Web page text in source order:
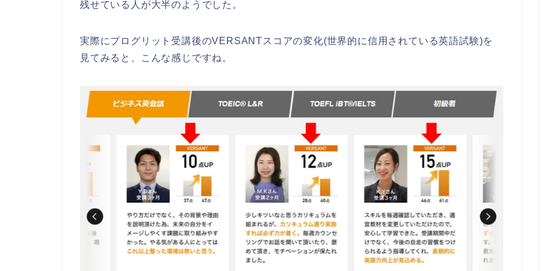
残せている人が大半のようでした。
実際にプログリット受講後のVERSANTスコアの変化(世界的に信用されている英語試験)を
見てみると、こんな感じですね。